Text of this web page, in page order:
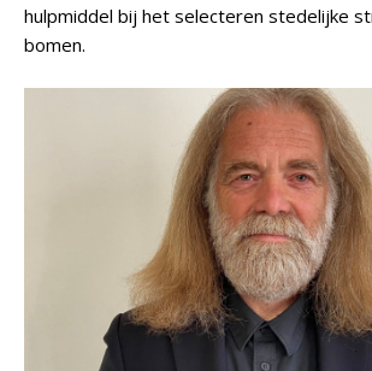
hulpmiddel bij het selecteren stedelijke
bomen.